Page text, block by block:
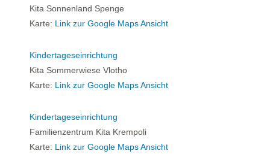
Kita Sonnenland Spenge
Karte: Link zur Google Maps Ansicht
Kindertageseinrichtung
Kita Sommerwiese Vlotho
Karte: Link zur Google Maps Ansicht
Kindertageseinrichtung
Familienzentrum Kita Krempoli
Karte: Link zur Google Maps Ansicht